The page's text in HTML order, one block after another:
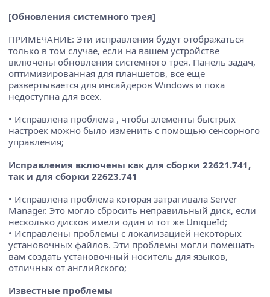
[Обновления системного трея]
ПРИМЕЧАНИЕ: Эти исправления будут отображаться
только в том случае, если на вашем устройстве
включены обновления системного трея. Панель задач,
оптимизированная для планшетов, все еще
развертывается для инсайдеров Windows и пока
недоступна для всех.
• Исправлена проблема , чтобы элементы быстрых
настроек можно было изменить с помощью сенсорного
управления;
Исправления включены как для сборки 22621.741,
так и для сборки 22623.741
• Исправлена проблема которая затрагивала Server
Manager. Это могло сбросить неправильный диск, если
несколько дисков имели один и тот же UniqueId;
• Исправлены проблемы с локализацией некоторых
установочных файлов. Эти проблемы могли помешать
вам создать установочный носитель для языков,
отличных от английского;
Известные проблемы